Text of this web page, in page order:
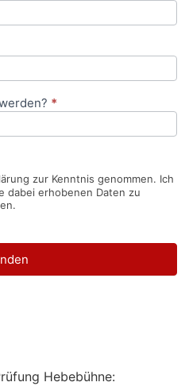
*
zur Kenntnis genommen. Ich
dabei erhobenen Daten zu
Hebebühne: